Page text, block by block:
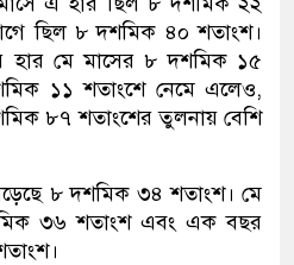
ছিল ৮ দশমিক ৪০ শতাংশ।
হার মে মাসের ৮ দশমিক ১৫
১১ শতাংশে নেমে এলেও,
৮৭ শতাংশের তুলনায় বেশি
৮ দশমিক ৩৪ শতাংশ। মে
৩৬ শতাংশ এবং এক বছর